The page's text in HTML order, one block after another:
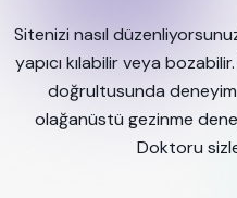
Sitenizi nasıl
yapıcı kılabilir veya
doğrultusunda
olağanüstü gezinme
Doktoru